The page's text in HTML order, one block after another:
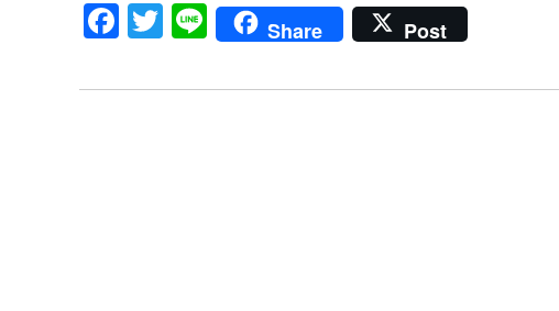
Facebook
Twitter
LineShare Post